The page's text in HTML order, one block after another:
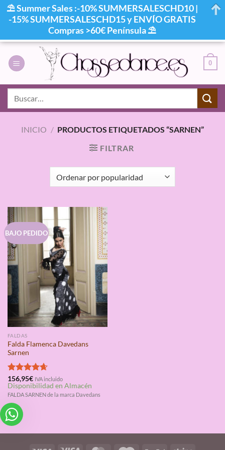
contenido
0
INICIO / PRODUCTOS ETIQUETADOS “SARNEN”
FILTRAR
BAJO PEDIDO
FALDAS
Falda Flamenca Davedans
Sarnen
Valorado
con4.67
de 5
156,95€ IVA incluido
Disponibilidad en Almacén
FALDA SARNEN de la marca Davedans
⛱ Summer Sales :-10% SUMMERSALESCHD10 |
-15% SUMMERSALESCHD15 y ENVÍO GRATIS
Compras >60€ Península ⛱